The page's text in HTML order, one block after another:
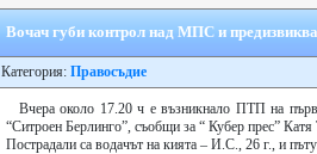
Вочач губи контрол над МПС и
Категория: Правосъдие
Вчера около 17.20 ч е възникнало ПТП на
“Ситроен Берлинго”, съобщи за “ Кубер прес”
Пострадали са водачът на кията – И.С., 26 г., и